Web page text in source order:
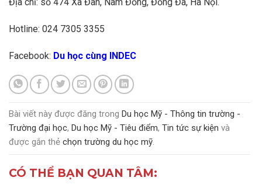
Hotline: 024 7305 3355
Facebook: Du học cùng INDEC
Bài viết này được đăng trong Du học Mỹ - Thông tin trường -
Trường đại học, Du học Mỹ - Tiêu điểm, Tin tức sự kiện và
được gắn thẻ chọn trường du học mỹ.
CÓ THỂ BẠN QUAN TÂM: